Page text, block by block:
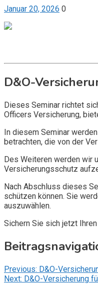
Januar 20, 2026 0
D&O-
Dieses Seminar richtet
Officers Versicherung,
In diesem Seminar
betrachten, die von der
Des Weiteren werden wir
Versicherungsschutz
Nach Abschluss dieses
schützen können. Sie
auszuwählen.
Sichern Sie sich jetzt
Previous: D&O-
Next: D&O-Versicherung